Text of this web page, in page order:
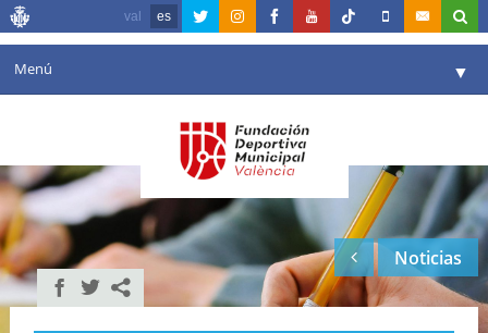
val es
Menú ▼
Agenda
Instalaciones ▼
Comunicación ▼
Valencia en deporte
Noticias